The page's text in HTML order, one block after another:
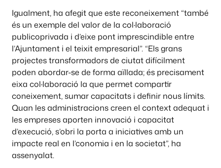
Igualment, ha afegit que este reconeixement “també
és un exemple del valor de la col·laboració
publicoprivada i d’eixe pont imprescindible entre
l’Ajuntament i el teixit empresarial”. “Els grans
projectes transformadors de ciutat difícilment
poden abordar-se de forma aïllada; és precisament
eixa col·laboració la que permet compartir
coneixement, sumar capacitats i definir nous límits.
Quan les administracions creen el context adequat i
les empreses aporten innovació i capacitat
d’execució, s’obri la porta a iniciatives amb un
impacte real en l’conomia i en la societat”, ha
assenyalat.